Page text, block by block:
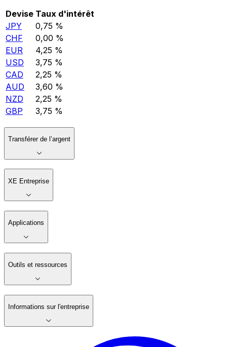
Devise Taux d'intérêt
JPY
0,75 %
CHF
0,00 %
EUR
4,25 %
USD
3,75 %
CAD
2,25 %
AUD
3,60 %
NZD
2,25 %
GBP
3,75 %
Transférer de l’argent
XE Entreprise
Applications
Outils et ressources
Informations sur l'entreprise